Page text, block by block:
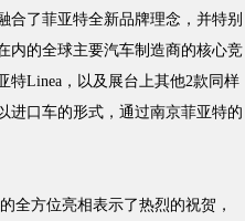
合了菲亚特全新品牌理念，并特别
内的全球主要汽车制造商的核心竞
特Linea，以及展台上其他2款同样
进口车的形式，通过南京菲亚特的
方位亮相表示了热烈的祝贺，